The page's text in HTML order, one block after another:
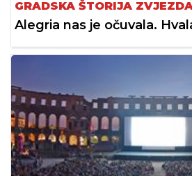
GRADSKA ŠTORIJA
Alegria nas je očuvala.